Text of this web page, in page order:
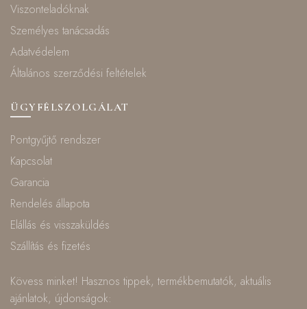
Viszonteladóknak
Személyes tanácsadás
Adatvédelem
Általános szerződési feltételek
ÜGYFÉLSZOLGÁLAT
Pontgyűjtő rendszer
Kapcsolat
Garancia
Rendelés állapota
Elállás és visszaküldés
Szállítás és fizetés
Kövess minket! Hasznos tippek, termékbemutatók, aktuális
ajánlatok, újdonságok: